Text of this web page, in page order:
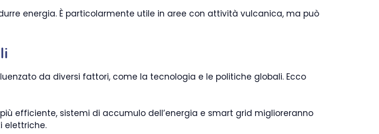
energia. È particolarmente utile in aree con attività vulcanica, ma può
da diversi fattori, come la tecnologia e le politiche globali. Ecco
efficiente, sistemi di accumulo dell’energia e smart grid miglioreranno
elettriche.